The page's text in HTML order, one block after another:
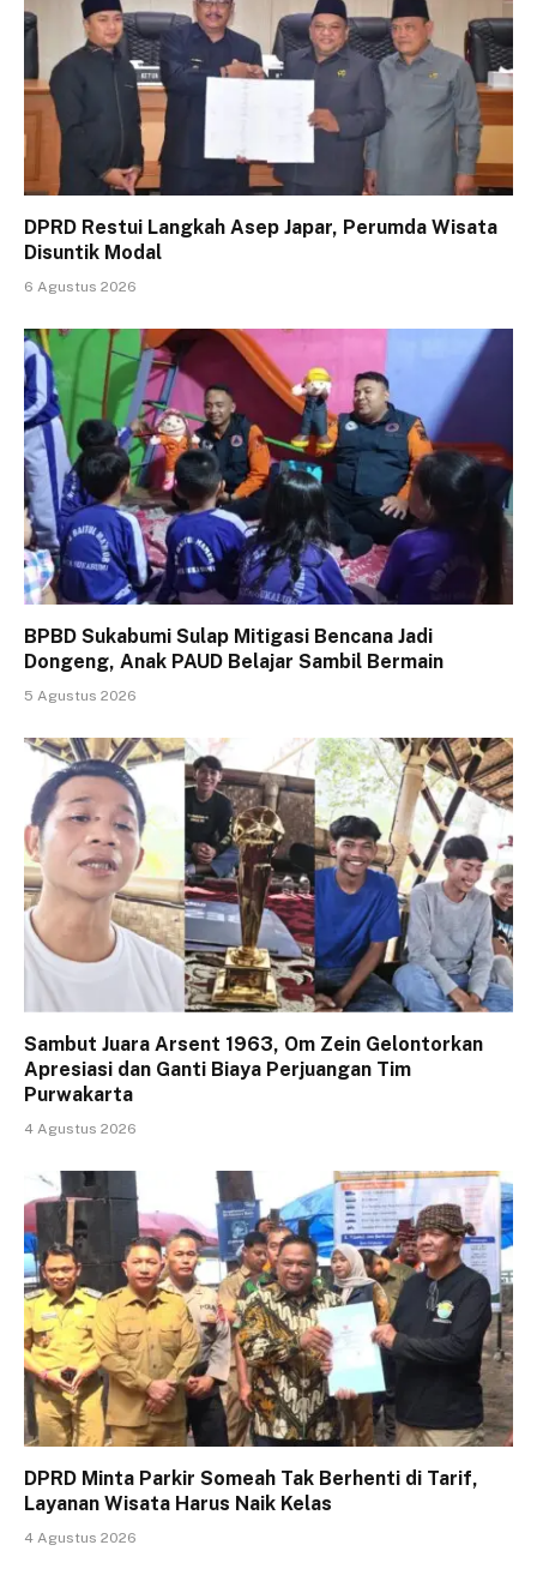
DPRD Restui Langkah Asep Japar, Perumda Wisata
Disuntik Modal
6 Agustus 2026
BPBD Sukabumi Sulap Mitigasi Bencana Jadi
Dongeng, Anak PAUD Belajar Sambil Bermain
5 Agustus 2026
Sambut Juara Arsent 1963, Om Zein Gelontorkan
Apresiasi dan Ganti Biaya Perjuangan Tim
Purwakarta
4 Agustus 2026
DPRD Minta Parkir Someah Tak Berhenti di Tarif,
Layanan Wisata Harus Naik Kelas
4 Agustus 2026